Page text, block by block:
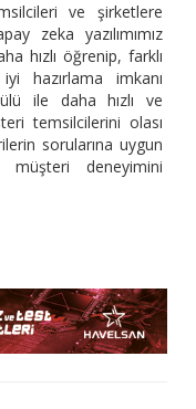
ve şirketlere
zeka yazılımımız
hızlı öğrenip, farklı
hazırlama imkanı
ile daha hızlı ve
temsilcilerini olası
sorularına uygun
müşteri deneyimini